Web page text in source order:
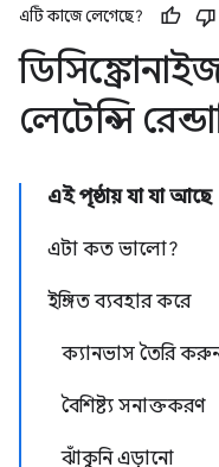
এটি কাজে লেগেছে?
লেটেন্সি
এই পৃষ্ঠায় যা যা আছে
এটা কত ভালো?
ইঙ্গিত ব্যবহার করে
ক্যানভাস তৈরি
বৈশিষ্ট্য সনাক্তকরণ
ঝাঁকুনি এড়ানো